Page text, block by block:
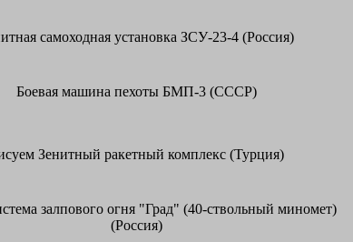
самоходная установка ЗСУ-23-4 (Россия)
Боевая машина пехоты БМП-3 (СССР)
Зенитный ракетный комплекс (Турция)
залпового огня "Град" (40-ствольный миномет)
(Россия)